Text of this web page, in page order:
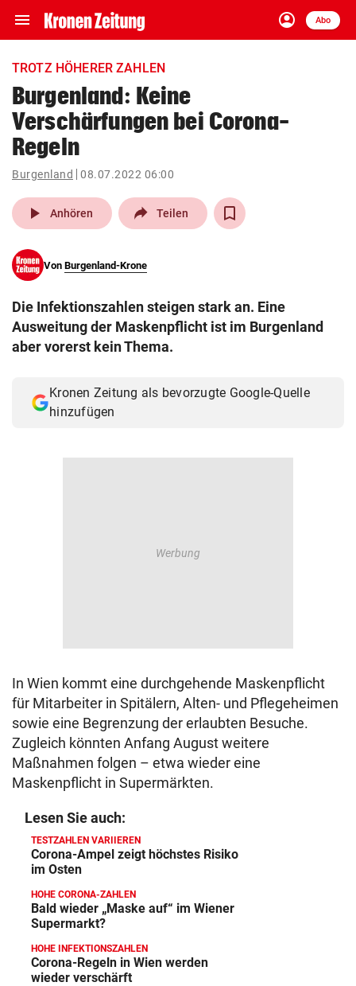
menu Navigation
ein-/ausklappen
account_circle
Anmelden
Abo
close Schließen
account_circle Anmelden
arrow_right
pin_drop
Wien
bookmark Merkliste
search
Suchbegriff
Muthgasse 2, 1190 Wien
TROTZ HÖHERER ZAHLEN
Burgenland: Keine
Verschärfungen bei Corona-
Regeln
Burgenland 08.07.2022 06:00
play_arrow Anhören Teilen
Von Burgenland-Krone
Die Infektionszahlen steigen stark an. Eine
Ausweitung der Maskenpflicht ist im Burgenland
aber vorerst kein Thema.
Kronen Zeitung als bevorzugte Google-Quelle
hinzufügen
In Wien kommt eine durchgehende Maskenpflicht
für Mitarbeiter in Spitälern, Alten- und Pflegeheimen
sowie eine Begrenzung der erlaubten Besuche.
Zugleich könnten Anfang August weitere
Maßnahmen folgen – etwa wieder eine
Maskenpflicht in Supermärkten.
Lesen Sie auch:
TESTZAHLEN VARIIEREN
Corona-Ampel zeigt höchstes Risiko
im Osten
HOHE CORONA-ZAHLEN
Bald wieder „Maske auf“ im Wiener
Supermarkt?
HOHE INFEKTIONSZAHLEN
Corona-Regeln in Wien werden
wieder verschärft